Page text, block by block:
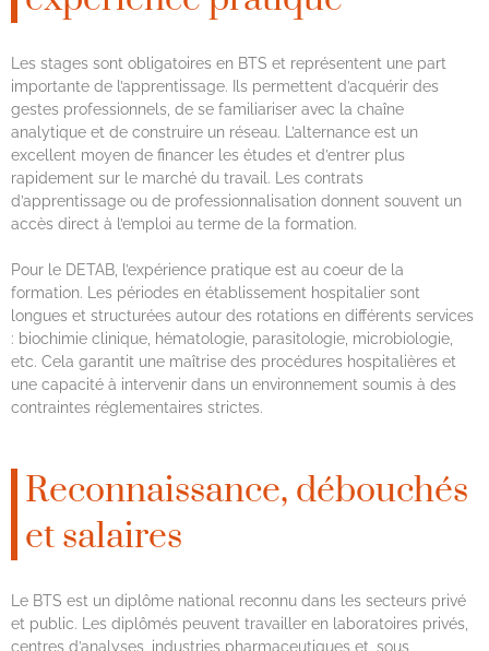
Les stages sont obligatoires en BTS et représentent une part
importante de l’apprentissage. Ils permettent d’acquérir des
gestes professionnels, de se familiariser avec la chaîne
analytique et de construire un réseau. L’alternance est un
excellent moyen de financer les études et d’entrer plus
rapidement sur le marché du travail. Les contrats
d’apprentissage ou de professionnalisation donnent souvent un
accès direct à l’emploi au terme de la formation.
Pour le DETAB, l’expérience pratique est au coeur de la
formation. Les périodes en établissement hospitalier sont
longues et structurées autour des rotations en différents services
: biochimie clinique, hématologie, parasitologie, microbiologie,
etc. Cela garantit une maîtrise des procédures hospitalières et
une capacité à intervenir dans un environnement soumis à des
contraintes réglementaires strictes.
Reconnaissance, débouchés
et salaires
Le BTS est un diplôme national reconnu dans les secteurs privé
et public. Les diplômés peuvent travailler en laboratoires privés,
centres d’analyses, industries pharmaceutiques et, sous